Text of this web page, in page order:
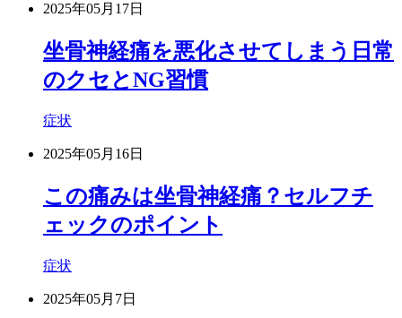
2025年05月17日
坐骨神経痛を悪化させてしまう日常
のクセとNG習慣
症状
2025年05月16日
この痛みは坐骨神経痛？セルフチ
ェックのポイント
症状
2025年05月7日